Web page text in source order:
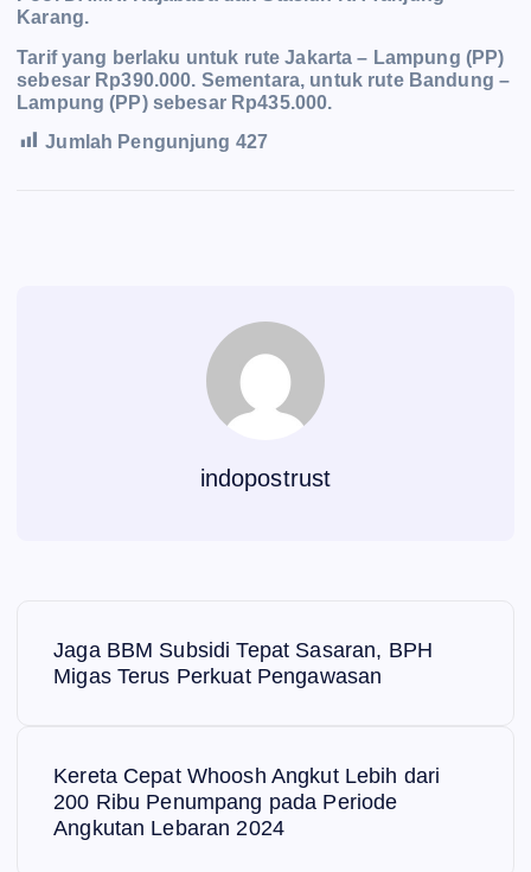
Karang.
Tarif yang berlaku untuk rute Jakarta – Lampung (PP)
sebesar Rp390.000. Sementara, untuk rute Bandung –
Lampung (PP) sebesar Rp435.000.
Jumlah Pengunjung 427
indopostrust
Jaga BBM Subsidi Tepat Sasaran, BPH
Migas Terus Perkuat Pengawasan
Kereta Cepat Whoosh Angkut Lebih dari
200 Ribu Penumpang pada Periode
Angkutan Lebaran 2024